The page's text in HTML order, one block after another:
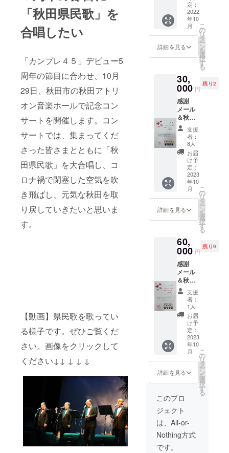
「秋田県民歌」を
合唱したい
「カンプレ４５」デビュー5
周年の節目に合わせ、10月
29日、秋田市の秋田アトリ
オン音楽ホールで記念コン
サートを開催します。コン
サートでは、集まってくだ
さった皆さまとともに「秋
田県民歌」を大合唱し、コ
ロナ禍で閉塞した空気を吹
き飛ばし、元気な秋田を取
り戻していきたいと思いま
す。
【動画】県民歌を歌ってい
る様子です。ぜひご覧くだ
さい。画像をクリックして
ください↓↓ ↓ ↓ ↓
星を
③北上
夜曲
④
みかん
⑥雪の
降る街
を ⑦
秋田県
民歌 カ
ンプレ
45デ
ビュー5
周年コ
ンサー
ト 日
時：令
和4年10
月29日
㈯ 開
場14：
00 開
田アト
リオン
音楽
ホール
ペアで
ご招待
CDサイ
ズ：
120×14
0(㎜) 仕
様：プ
レス盤
数：全7
曲（約
25分）
収録曲
数：①
男鹿の
風(オリ
ジナル
曲）②
見上げ
てごら
ん夜の
星を
③北上
夜曲
④
⑤絆
⑥雪の
降る街
を ⑦
秋田県
民歌 カ
ンプレ
45デ
ビュー5
周年コ
ンサー
ト 日
時：令
和4年10
月29日
㈯ 開
場14：
00 会
田アト
リオン
音楽
ホール
定：
2022
年10
月
詳細を見る
こ
の
リ
タ
ー
ン
を
選
択
す
る
30,
000 円
残り2
感謝
メール
＆秋田
県内出
前コン
サート
予約券
ご希望
の場所
へ出向
いて、
皆様と
ご一緒
に歌い
ます！
30分の
ジを披
露しま
す。出
前期間
は令和4
年11月
～5年10
月 日程
につき
まして
は、相
談の上
調整さ
せてい
ただき
ます。
会場は
確保願
いま
す。音
響設備
のない
小会場
支援
者：
8人
お届
け予
定：
2023
年10
月
詳細を見る
こ
の
リ
タ
ー
ン
を
選
択
す
る
60,
000 円
残り9
感謝
メール
＆秋田
県内出
前コン
サート
予約券
ご希望
の場所
へ出向
いて、
皆様と
ご一緒
に歌い
ます！
60分の
ステー
ジを披
露しま
す。出
前期間
は令和4
支援
者：
1人
お届
け予
定：
2023
年10
月
詳細を見る
こ
の
リ
タ
ー
ン
を
選
択
す
る
このプロ
ジェクト
は、All-or-
Nothing方式
です。